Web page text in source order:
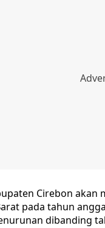
Cirebon
pada tahun
dibanding